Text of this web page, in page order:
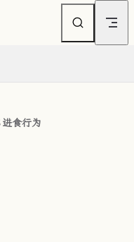
进食行为